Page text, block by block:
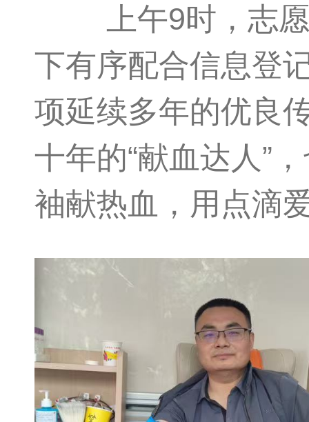
上午9时，志愿
下有序配合信息登
项延续多年的优良
十年的“献血达人”
袖献热血，用点滴